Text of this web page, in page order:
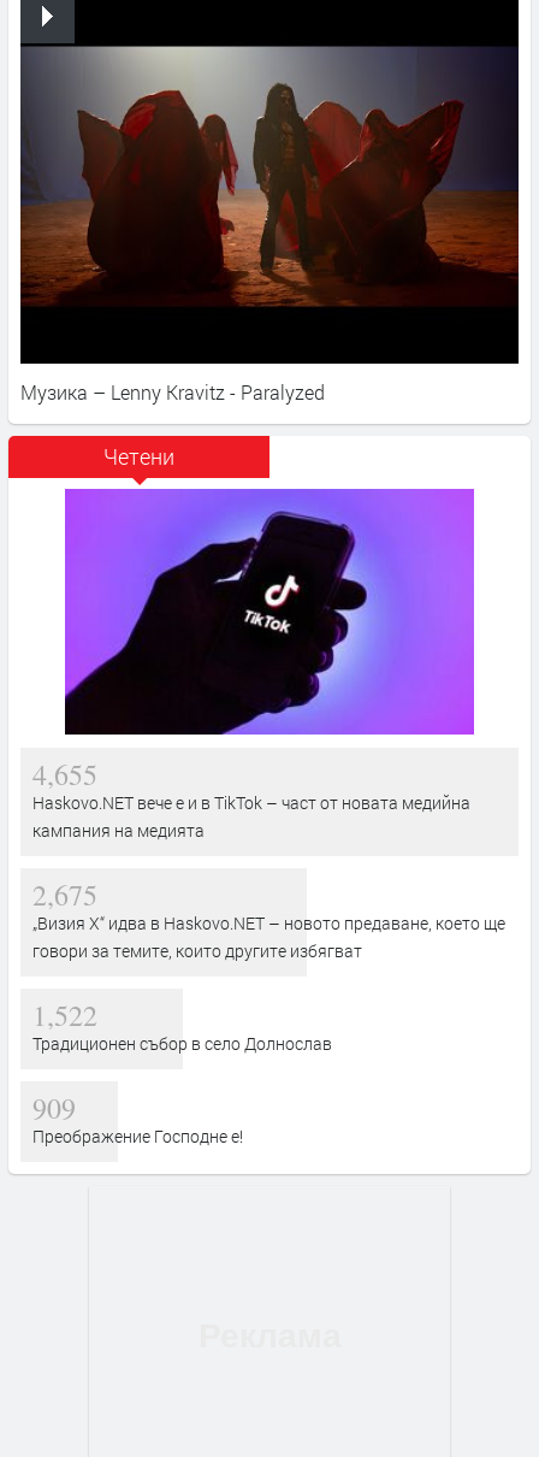
Музика – Lenny Kravitz - Paralyzed
Четени
4,655
Haskovo.NET вече е и в TikTok – част от новата медийна
кампания на медията
2,675
„Визия Х“ идва в Haskovo.NET – новото предаване, което ще
говори за темите, които другите избягват
1,522
Традиционен събор в село Долнослав
909
Преображение Господне е!